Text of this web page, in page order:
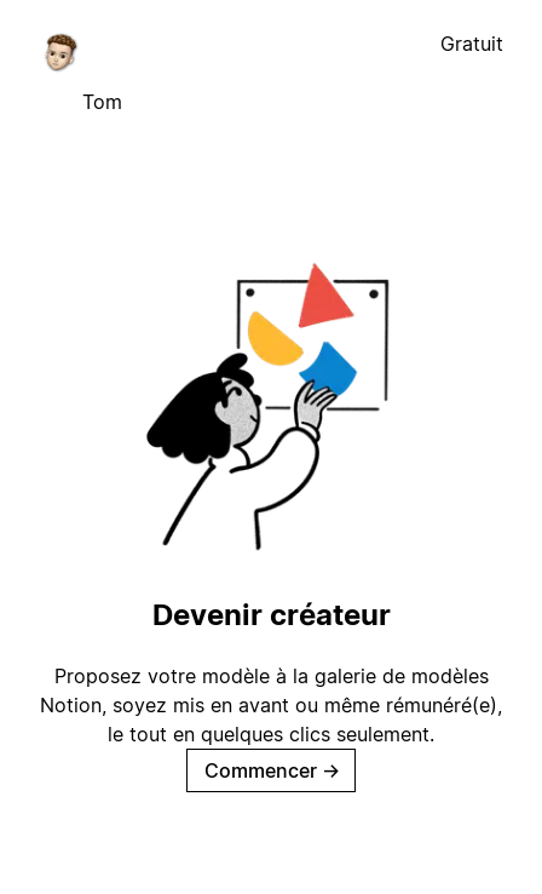
Tom
Gratuit
Devenir créateur
Proposez votre modèle à la galerie de modèles
Notion, soyez mis en avant ou même rémunéré(e),
le tout en quelques clics seulement.
Commencer →